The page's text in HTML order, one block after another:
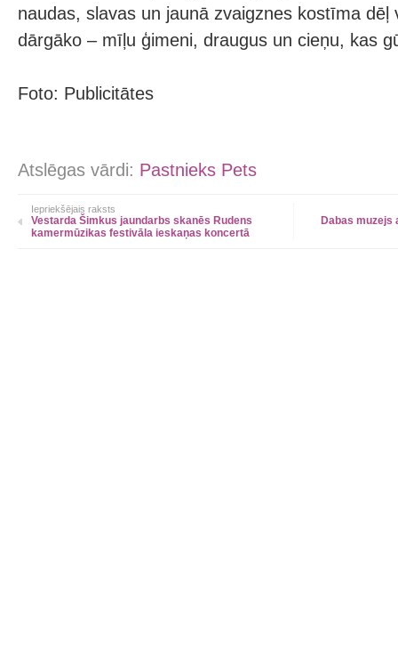
naudas, slavas un jaunā zvaigznes kostīma dēļ
dārgāko – mīļu ģimeni, draugus un cieņu, kas
Foto: Publicitātes
Atslēgas vārdi: Pastnieks Pets
Iepriekšējais raksts
Vestarda Šimkus jaundarbs skanēs Rudens
kamermūzikas festivāla ieskaņas koncertā
Dabas muzejs